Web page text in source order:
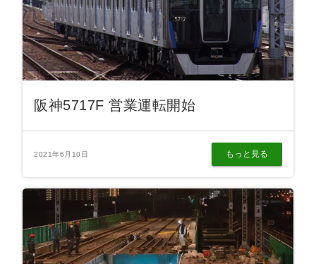
阪神5717F 営業運転開始
2021年6月10日 もっと見る